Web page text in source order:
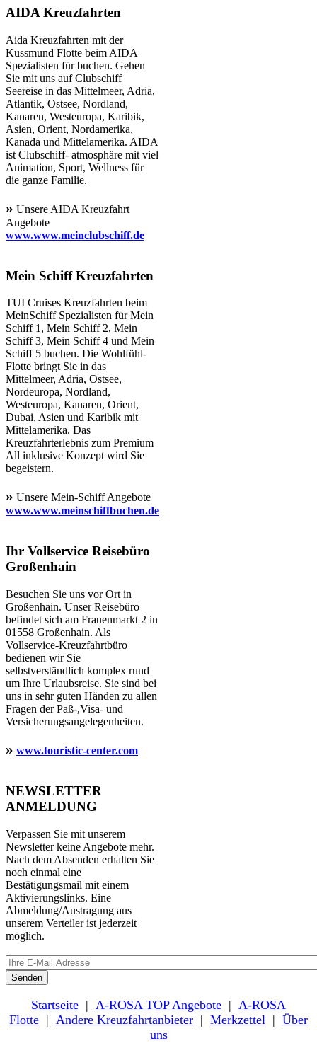
AIDA Kreuzfahrten
Aida Kreuzfahrten mit der
Kussmund Flotte beim AIDA
Spezialisten für buchen. Gehen
Sie mit uns auf Clubschiff
Seereise in das Mittelmeer, Adria,
Atlantik, Ostsee, Nordland,
Kanaren, Westeuropa, Karibik,
Asien, Orient, Nordamerika,
Kanada und Mittelamerika. AIDA
ist Clubschiff- atmosphäre mit viel
Animation, Sport, Wellness für
die ganze Familie.
» Unsere AIDA Kreuzfahrt
Angebote
www.www.meinclubschiff.de
Mein Schiff Kreuzfahrten
TUI Cruises Kreuzfahrten beim
MeinSchiff Spezialisten für Mein
Schiff 1, Mein Schiff 2, Mein
Schiff 3, Mein Schiff 4 und Mein
Schiff 5 buchen. Die Wohlfühl-
Flotte bringt Sie in das
Mittelmeer, Adria, Ostsee,
Nordeuropa, Nordland,
Westeuropa, Kanaren, Orient,
Dubai, Asien und Karibik mit
Mittelamerika. Das
Kreuzfahrterlebnis zum Premium
All inklusive Konzept wird Sie
begeistern.
» Unsere Mein-Schiff Angebote
www.www.meinschiffbuchen.de
Ihr Vollservice Reisebüro
Großenhain
Besuchen Sie uns vor Ort in
Großenhain. Unser Reisebüro
befindet sich am Frauenmarkt 2 in
01558 Großenhain. Als
Vollservice-Kreuzfahrtbüro
bedienen wir Sie
selbstverständlich komplex rund
um Ihre Urlaubsreise. Sie sind bei
uns in sehr guten Händen zu allen
Fragen der Paß-,Visa- und
Versicherungsangelegenheiten.
» www.touristic-center.com
NEWSLETTER
ANMELDUNG
Verpassen Sie mit unserem
Newsletter keine Angebote mehr.
Nach dem Absenden erhalten Sie
noch einmal eine
Bestätigungsmail mit einem
Aktivierungslinks. Eine
Abmeldung/Austragung aus
unserem Verteiler ist jederzeit
möglich.
Startseite | A-ROSA TOP Angebote | A-ROSA
Flotte | Andere Kreuzfahrtanbieter | Merkzettel | Über
uns